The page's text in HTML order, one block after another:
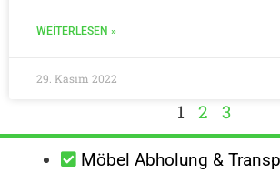
WEITERLESEN »
29. Kasım 2022
1 2 3
Möbel Abholung &